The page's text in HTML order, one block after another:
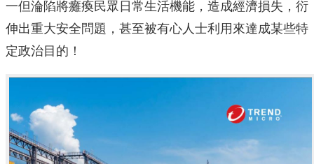
一但淪陷將癱瘓民眾日常生活機能，造成經濟損失，衍
伸出重大安全問題，甚至被有心人士利用來達成某些特
定政治目的！